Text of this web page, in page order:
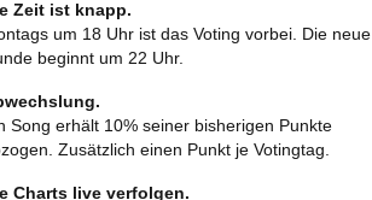
Zeit ist knapp.
um 18 Uhr ist das Voting vorbei. Die neue
beginnt um 22 Uhr.
Song erhält 10% seiner bisherigen Punkte
Zusätzlich einen Punkt je Votingtag.
Charts live verfolgen.